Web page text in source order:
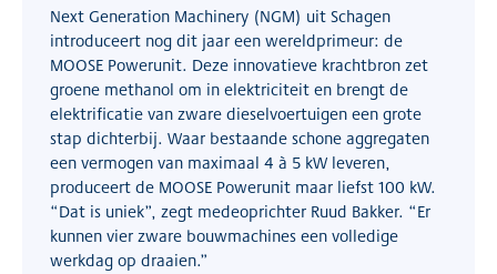
Next Generation Machinery (NGM) uit Schagen
introduceert nog dit jaar een wereldprimeur: de
MOOSE Powerunit. Deze innovatieve krachtbron zet
groene methanol om in elektriciteit en brengt de
elektrificatie van zware dieselvoertuigen een grote
stap dichterbij. Waar bestaande schone aggregaten
een vermogen van maximaal 4 à 5 kW leveren,
produceert de MOOSE Powerunit maar liefst 100 kW.
“Dat is uniek”, zegt medeoprichter Ruud Bakker. “Er
kunnen vier zware bouwmachines een volledige
werkdag op draaien.”